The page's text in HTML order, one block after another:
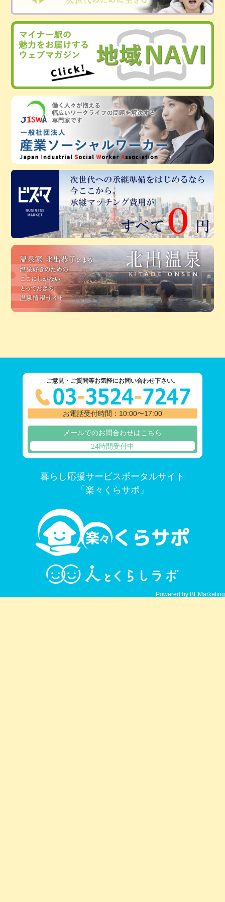
ご意見・ご質問等お気軽にお問い合わせ下さい。
お電話受付時間：10:00〜17:00
メールでのお問合わせはこちら
24時間受付中
暮らし応援サービスポータルサイト
「楽々くらサポ」
Powered by BEMarketing